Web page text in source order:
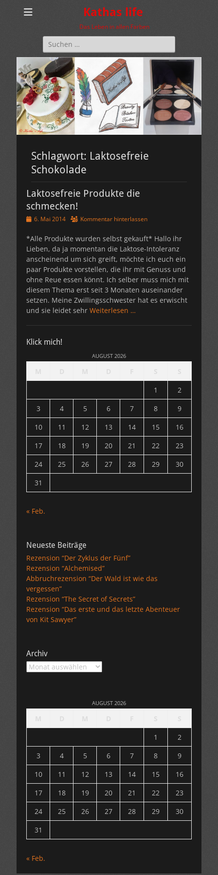
Kathas life
Das Leben in allen Farben
Suchen
nach:
Schlagwort: Laktosefreie
Schokolade
Laktosefreie Produkte die
schmecken!
Veröffentlicht
6. Mai 2014 Kommentar hinterlassen
*Alle Produkte wurden selbst gekauft* Hallo ihr
Lieben, da ja momentan die Laktose-Intoleranz
anscheinend um sich greift, möchte ich euch ein
paar Produkte vorstellen, die ihr mit Genuss und
ohne Reue essen könnt. Ich selber muss mich mit
diesem Thema erst seit 3 Monaten auseinander
setzen. Meine Zwillingsschwester hat es erwischt
und sie leidet sehr Weiterlesen …
Klick mich!
AUGUST 2026
1
2
3
4 5 6 7 8
9
10
11 12 13 14 15
16
17
18 19 20 21 22
23
24
25 26 27 28 29
30
31
« Feb.
Neueste Beiträge
Rezension “Der Zyklus der Fünf”
Rezension “Alchemised”
Abbruchrezension “Der Wald ist wie das
vergessen”
Rezension “The Secret of Secrets”
Rezension “Das erste und das letzte Abenteuer
von Kit Sawyer”
Archiv
Archiv
AUGUST 2026
1
2
3
4 5 6 7 8
9
10
11 12 13 14 15
16
17
18 19 20 21 22
23
24
25 26 27 28 29
30
31
« Feb.